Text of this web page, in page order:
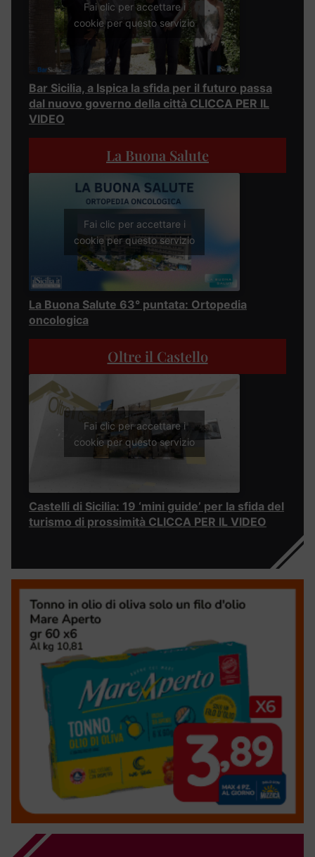
Fai clic per accettare i
cookie per questo servizio
Bar Sicilia, a Ispica la sfida per il futuro passa
dal nuovo governo della città CLICCA PER IL
VIDEO
La Buona Salute
Fai clic per accettare i
cookie per questo servizio
La Buona Salute 63° puntata: Ortopedia
oncologica
Oltre il Castello
Fai clic per accettare i
cookie per questo servizio
Castelli di Sicilia: 19 ‘mini guide’ per la sfida del
turismo di prossimità CLICCA PER IL VIDEO